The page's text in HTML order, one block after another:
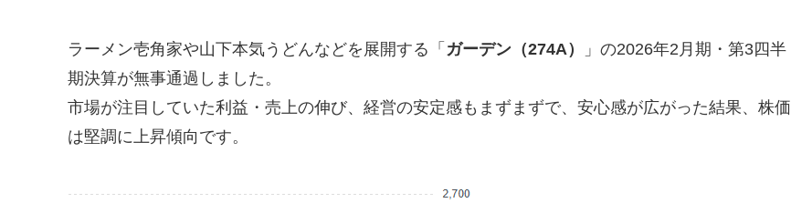
ラーメン壱角家や山下本気うどんなどを展開する「 ガーデン（274A）
」の2026年2月期・第3四半
期決算が無事通過しました。
市場が注目していた利益・売上の伸び、経営の安定感もまずまずで、安心感が広がった結果、株価
は堅調に上昇傾向です。